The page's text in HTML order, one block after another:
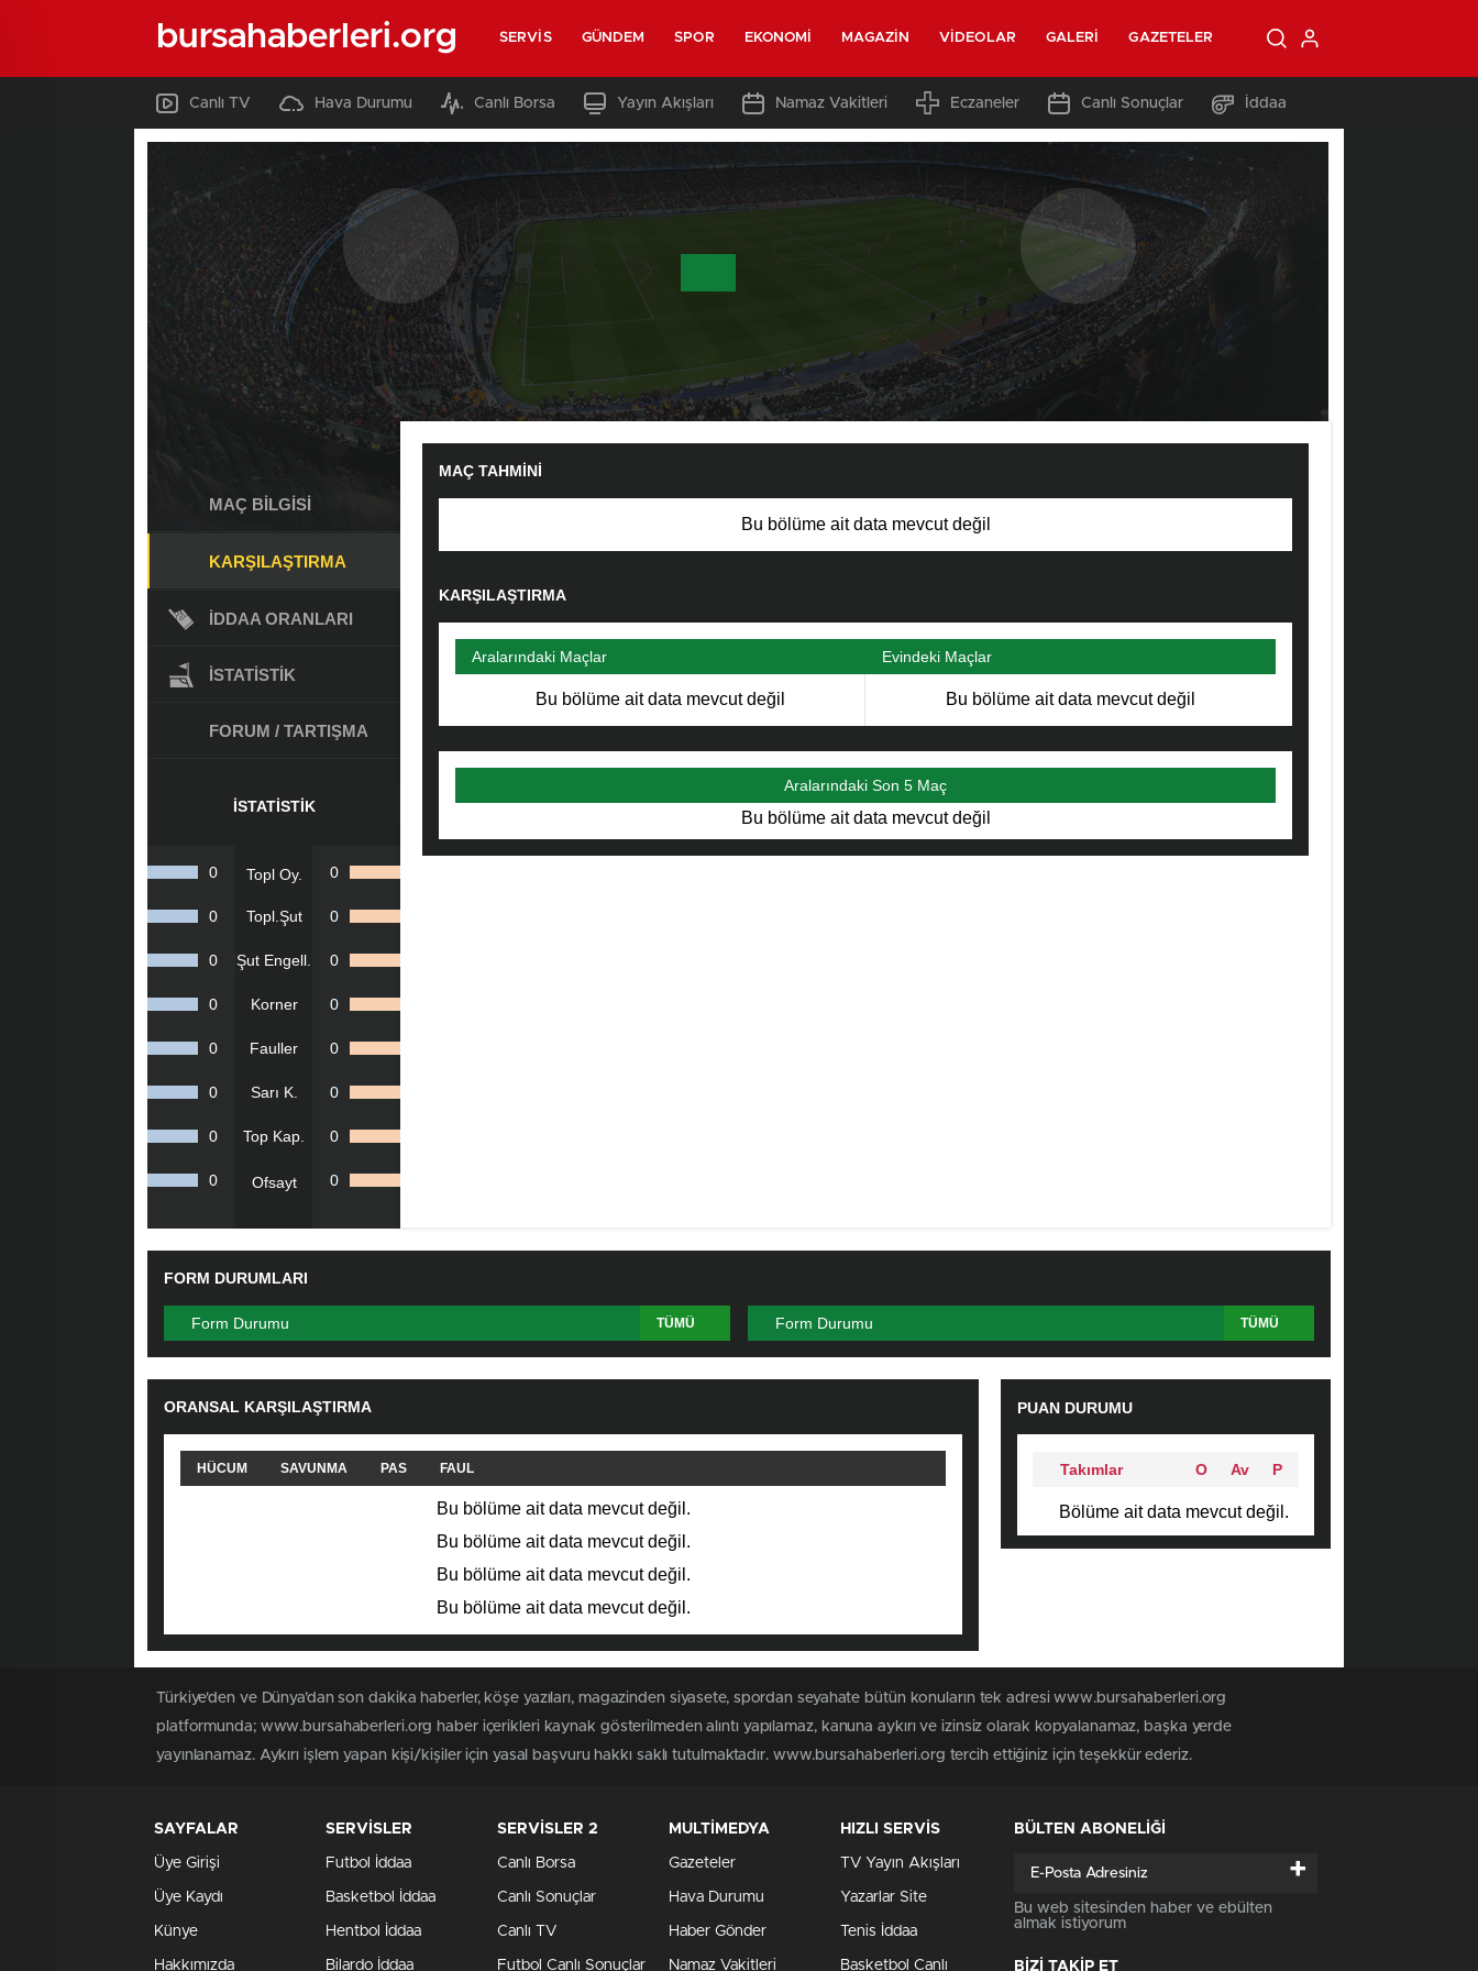
bursahaberleri.org SERVIS GÜNDEM SPOR EKONOMI MAGAZIN VIDEOLAR GALERI GAZETELER
Canlı TV Hava Durumu Canlı Borsa Yayın Akışları Namaz Vakitleri Eczaneler Canlı Sonuçlar İddaa
MAÇ BILGISI
KARŞILAŞTIRMA
İDDAA ORANLARI
İSTATISTIK
FORUM / TARTIŞMA
İSTATISTIK
0 Topl Oy. 0
0 Topl.Şut 0
0 Şut Engell. 0
0 Korner 0
0 Fauller 0
0 Sarı K. 0
0 Top Kap. 0
0 Ofsayt 0
MAÇ TAHMINI
Bu bölüme ait data mevcut değil
KARŞILAŞTIRMA
Aralarındaki Maçlar
Bu bölüme ait data mevcut değil
Evindeki Maçlar
Bu bölüme ait data mevcut değil
Aralarındaki Son 5 Maç
Bu bölüme ait data mevcut değil
FORM DURUMLARI
Form Durumu TÜMÜ
Form Durumu TÜMÜ
ORANSAL KARŞILAŞTIRMA
HÜCUM SAVUNMA PAS FAUL
Bu bölüme ait data mevcut değil.
Bu bölüme ait data mevcut değil.
Bu bölüme ait data mevcut değil.
Bu bölüme ait data mevcut değil.
PUAN DURUMU
Takımlar P
Av
O
Bölüme ait data mevcut değil.
Türkiye'den ve Dünya’dan son dakika haberler, köşe yazıları, magazinden siyasete, spordan seyahate bütün konuların tek adresi www.bursahaberleri.org
platformunda; www.bursahaberleri.org haber içerikleri kaynak gösterilmeden alıntı yapılamaz, kanuna aykırı ve izinsiz olarak kopyalanamaz, başka yerde
yayınlanamaz. Aykırı işlem yapan kişi/kişiler için yasal başvuru hakkı saklı tutulmaktadır. www.bursahaberleri.org tercih ettiğiniz için teşekkür ederiz.
SAYFALAR
Üye Girişi
Üye Kaydı
Künye
Hakkımızda
SERVİSLER
Futbol İddaa
Basketbol İddaa
Hentbol İddaa
Bilardo İddaa
SERVİSLER 2
Canlı Borsa
Canlı Sonuçlar
Canlı TV
Futbol Canlı Sonuçlar
MULTİMEDYA
Gazeteler
Hava Durumu
Haber Gönder
Namaz Vakitleri
HIZLI SERVİS
TV Yayın Akışları
Yazarlar Site
Tenis İddaa
Basketbol Canlı
BÜLTEN ABONELİĞİ
+
Bu web sitesinden haber ve ebülten
almak istiyorum
BİZİ TAKİP ET